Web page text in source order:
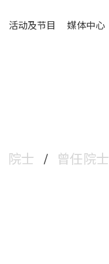
活动及节目 媒体中心
院士 / 曾任院士